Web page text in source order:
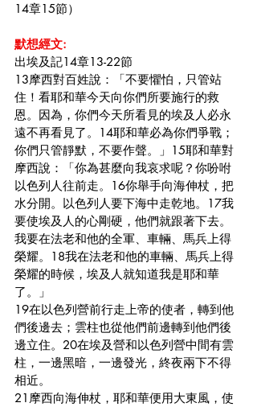
14章15節）
默想經文:
出埃及記14章13-22節
13摩西對百姓說：「不要懼怕，只管站
住！看耶和華今天向你們所要施行的救
恩。因為，你們今天所看見的埃及人必永
遠不再看見了。14耶和華必為你們爭戰；
你們只管靜默，不要作聲。」15耶和華對
摩西說：「你為甚麼向我哀求呢？你吩咐
以色列人往前走。16你舉手向海伸杖，把
水分開。以色列人要下海中走乾地。17我
要使埃及人的心剛硬，他們就跟著下去。
我要在法老和他的全軍、車輛、馬兵上得
榮耀。18我在法老和他的車輛、馬兵上得
榮耀的時候，埃及人就知道我是耶和華
了。」
19在以色列營前行走上帝的使者，轉到他
們後邊去；雲柱也從他們前邊轉到他們後
邊立住。20在埃及營和以色列營中間有雲
柱，一邊黑暗，一邊發光，終夜兩下不得
相近。
21摩西向海伸杖，耶和華便用大東風，使